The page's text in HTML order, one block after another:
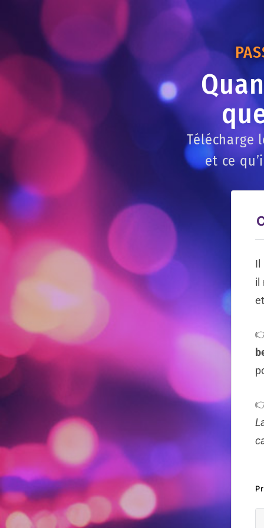
Télécharge
et ce
Il
il